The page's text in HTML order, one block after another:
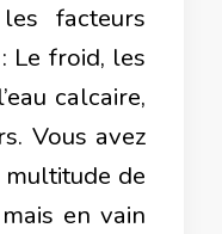
facteurs
Le froid, les
calcaire,
Vous avez
de
en vain